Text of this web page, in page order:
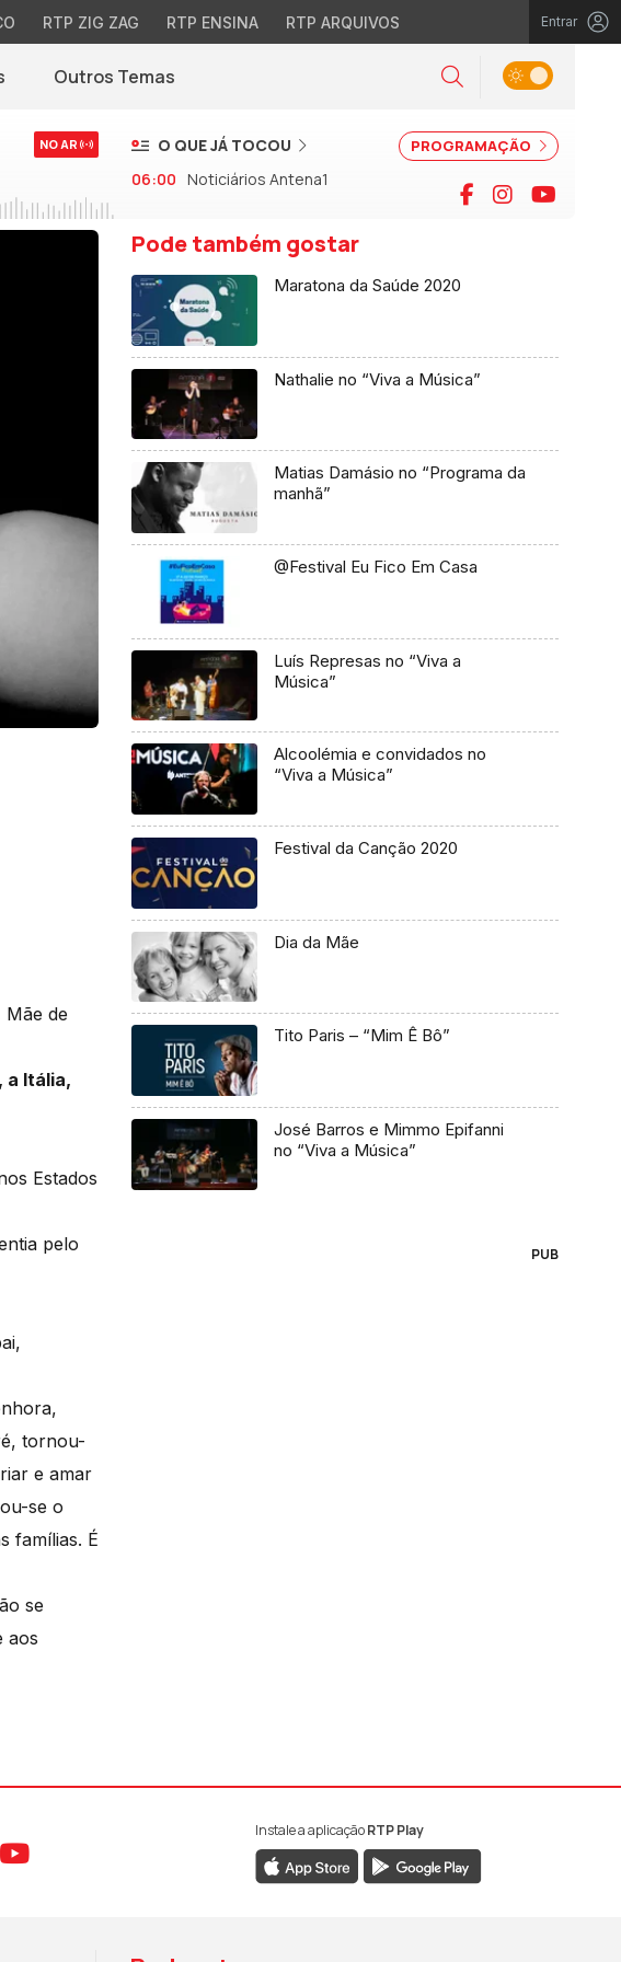
RTP ZIG ZAG RTP ENSINA RTP ARQUIVOS Entrar
em nova janela)
Outros Temas Pesquisar
Alternar tema
NO AR PROGRAMAÇÃO
O QUE JÁ TOCOU
06:00 Noticiários Antena1 Facebook
Instagram
de
a Itália,
Estados
pelo
tornou-
e amar
se o
famílias. É
se
aos
Pode também gostar
Maratona da Saúde 2020
Nathalie no “Viva a Música”
Matias Damásio no “Programa da
manhã”
@Festival Eu Fico Em Casa
Luís Represas no “Viva a
Música”
Alcoolémia e convidados no
“Viva a Música”
Festival da Canção 2020
Dia da Mãe
Tito Paris – “Mim Ê Bô”
José Barros e Mimmo Epifanni
no “Viva a Música”
PUB
ao Facebook da RTP Antena 1
ao Instagram da RTP Antena 1
Aceder ao YouTube da RTP Antena 1
Instale a aplicaçãoRTP Play